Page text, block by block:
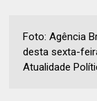
Foto: Agência
desta sexta-
Atualidade